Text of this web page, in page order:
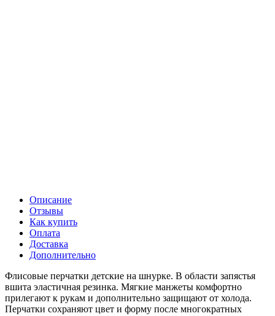
Описание
Отзывы
Как купить
Оплата
Доставка
Дополнительно
Флисовые перчатки детские на шнурке. В области запястья
вшита эластичная резинка. Мягкие манжеты комфортно
прилегают к рукам и дополнительно защищают от холода.
Перчатки сохраняют цвет и форму после многократных